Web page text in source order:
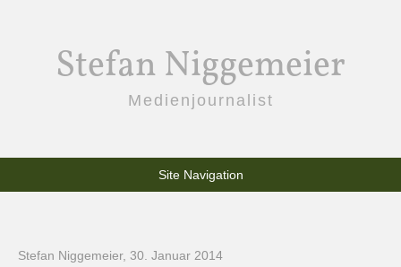
Stefan Niggemeier
Medienjournalist
Site Navigation
Stefan Niggemeier, 30. Januar 2014